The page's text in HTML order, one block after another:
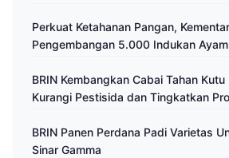
Perkuat Ketahanan Pangan,
Pengembangan 5.000 Indukan Ayam
BRIN Kembangkan Cabai Tahan Kutu
Kurangi Pestisida dan Tingkatkan
BRIN Panen Perdana Padi Varietas
Sinar Gamma